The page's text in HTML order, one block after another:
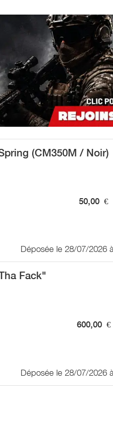
(CM350M / Noir)
50,00 €
Déposée le 28/07/2026
Fack"
600,00 €
Déposée le 28/07/2026